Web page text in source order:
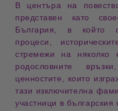
В центъра на
представен като
България , в който
процеси,
стремежи на няколко
родословните
ценностите, които
тази изключителна
участници в българския